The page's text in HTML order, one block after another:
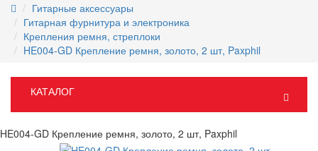
Гитарные аксессуары
Гитарная фурнитура и электроника
Крепления ремня, стреплоки
HE004-GD Крепление ремня, золото, 2 шт, Paxphil
КАТАЛОГ
HE004-GD Крепление ремня, золото, 2 шт, Paxphil